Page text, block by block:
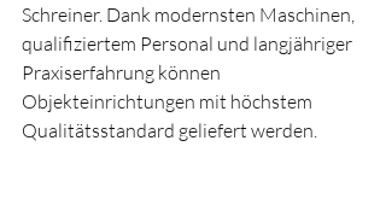
Schreiner. Dank modernsten Maschinen,
qualifiziertem Personal und langjähriger
Praxiserfahrung können
Objekteinrichtungen mit höchstem
Qualitätsstandard geliefert werden.